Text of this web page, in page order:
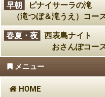
早朝
ピナイサーラの滝
（滝つぼ＆滝うえ）コー
春夏・夜
西表島ナイト
おさんぽコー
メニュー
HOME